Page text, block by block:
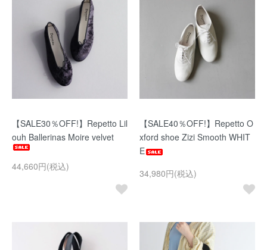
【SALE30％OFF!】Repetto Lil
ouh Ballerinas Moire velvet
44,660円(税込)
【SALE40％OFF!】Repetto O
xford shoe Zizi Smooth WHIT
E
34,980円(税込)